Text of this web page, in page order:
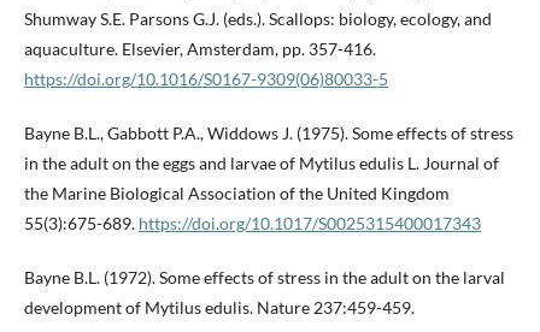
Shumway S.E. Parsons G.J. (eds.). Scallops: biology, ecology, and
aquaculture. Elsevier, Amsterdam, pp. 357-416.
https://doi.org/10.1016/S0167-9309(06)80033-5
Bayne B.L., Gabbott P.A., Widdows J. (1975). Some effects of stress
in the adult on the eggs and larvae of Mytilus edulis L. Journal of
the Marine Biological Association of the United Kingdom
55(3):675-689. https://doi.org/10.1017/S0025315400017343
Bayne B.L. (1972). Some effects of stress in the adult on the larval
development of Mytilus edulis. Nature 237:459-459.